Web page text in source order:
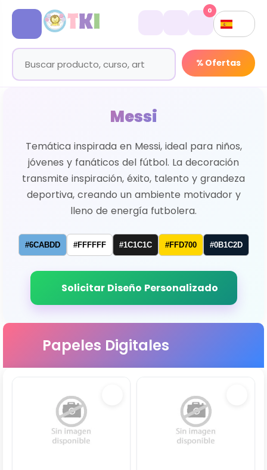
% Ofertas
0
Messi
Temática inspirada en Messi, ideal para niños,
jóvenes y fanáticos del fútbol. La decoración
transmite inspiración, éxito, talento y grandeza
deportiva, creando un ambiente motivador y
lleno de energía futbolera.
#6CABDD #FFFFFF #1C1C1C #FFD700 #0B1C2D
Solicitar Diseño Personalizado
Papeles Digitales